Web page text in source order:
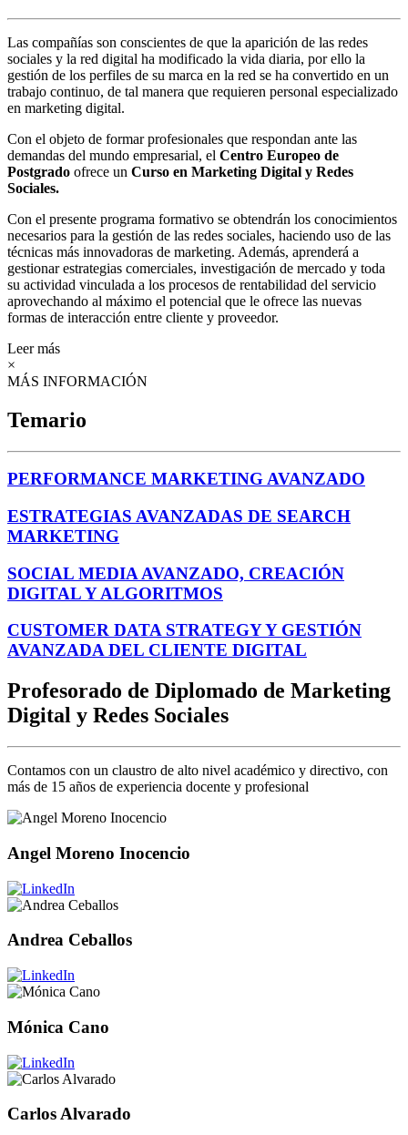
Las compañías son conscientes de que la aparición de las redes
sociales y la red digital ha modificado la vida diaria, por ello la
gestión de los perfiles de su marca en la red se ha convertido en un
trabajo continuo, de tal manera que requieren personal especializado
en marketing digital.
Con el objeto de formar profesionales que respondan ante las
demandas del mundo empresarial, el Centro Europeo de
Postgrado ofrece un Curso en Marketing Digital y Redes
Sociales.
Con el presente programa formativo se obtendrán los conocimientos
necesarios para la gestión de las redes sociales, haciendo uso de las
técnicas más innovadoras de marketing. Además, aprenderá a
gestionar estrategias comerciales, investigación de mercado y toda
su actividad vinculada a los procesos de rentabilidad del servicio
aprovechando al máximo el potencial que le ofrece las nuevas
formas de interacción entre cliente y proveedor.
Leer más
×
MÁS INFORMACIÓN
Temario
PERFORMANCE MARKETING AVANZADO
ESTRATEGIAS AVANZADAS DE SEARCH
MARKETING
SOCIAL MEDIA AVANZADO, CREACIÓN
DIGITAL Y ALGORITMOS
CUSTOMER DATA STRATEGY Y GESTIÓN
AVANZADA DEL CLIENTE DIGITAL
Profesorado de Diplomado de Marketing
Digital y Redes Sociales
Contamos con un claustro de alto nivel académico y directivo, con
más de 15 años de experiencia docente y profesional
Angel Moreno Inocencio
Andrea Ceballos
Mónica Cano
Carlos Alvarado